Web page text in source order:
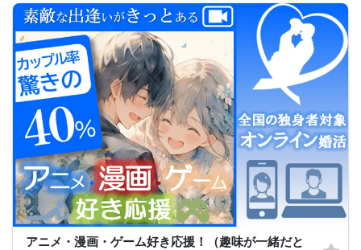
●婚活パーティーやマッチングアプリで結果を出せるようになる
●異性とのコミュニケーションのポイントが理解できる
●好きになった女性との関係を続けられるようになる
まずは、異性が求めていることを理解し、
それを提供できる自分自身に変化していくことにより、
はじめて自分が好きな異性が自分を好きになってくれるようになり、
恋愛婚活が上手くいくようになります。
改善
異性が求めていることを理解し、
それを自然に伝えられる自分に変わることで、
好きな女性から選ばれるようになります。
婚活戦略セミナーでは、恋愛や婚活で悩む男性が
短期間で変化と成果を実感できる方法をお伝えします。
【注意事項】
・セミナー中はカメラをオン（お顔を出して）での受講をお願いします。
（屋外、車内からのご参加や、途中入室、退出はご遠慮下さい。）
【キャンセル規定】
セミナー準備の都合上、当日無断キャンセルの場合は、3,000円のキャンセル料を
お支払いいただきます。
アニメ・漫画・ゲーム好き応援！（趣味が一緒だと